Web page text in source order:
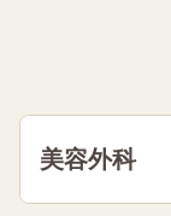
美容外科